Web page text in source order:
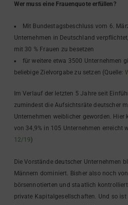
Wer muss eine Frauenquote erfüllen?
Mit Bundestagsbeschluss vom 6.
Unternehmen in Deutschland
mit 30 % Frauen zu besetzen
für weitere etwa 3500 Unternehmen
beliebige Zielvorgabe zu setzen (Quelle:
Im Verlauf der letzten 5 Jahre seit
zumindest die Aufsichtsräte deutscher
Unternehmen weiblicher geworden.
von 34,9% in 105 Unternehmen erreicht
12/19)
Die Vorstände deutscher Unternehmen
Männern dominiert. Bisher also noch
börsennotierten und staatlich
private Kapitalgesellschaften. Und so